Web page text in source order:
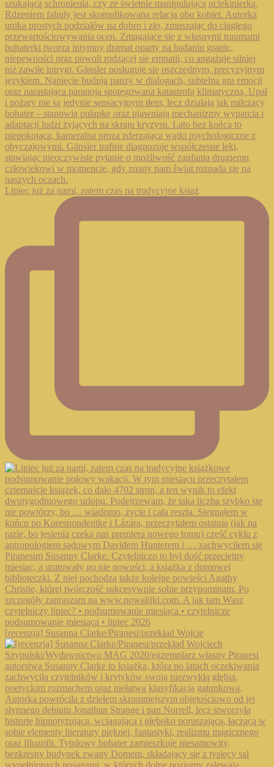
Lipiec już za nami, zatem czas na tradycyjne książ
[recenzja] Susanna Clarke/Piranesi/przekład Wojcie